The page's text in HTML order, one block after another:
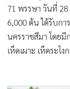
71 พรรษา วันที่
6,000 ต้น ได้รับก
นครราชสีมา โดยมี
เห็ดเผาะ เห็ดระโ